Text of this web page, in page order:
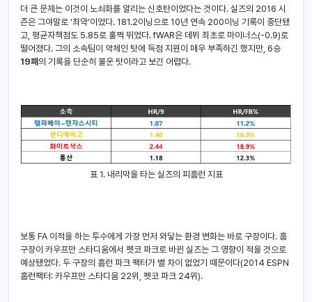
더 큰 문제는 이것이 노쇠화를 알리는 신호탄이었다는 것이다. 실즈의 2016 시
즌은 그야말로 ‘최악’이었다. 181.2이닝으로 10년 연속 200이닝 기록이 중단됐
고, 평균자책점도 5.85로 훌쩍 뛰었다. fWAR은 데뷔 최초로 마이너스(-0.9)로
떨어졌다. 그의 소속팀이 약체인 탓에 득점 지원이 매우 부족하긴 했지만, 6승
19패의 기록을 단순히 불운 탓이라고 보긴 어렵다.
표 1. 내리막을 타는 실즈의 피홈런 지표
보통 FA 이적을 하는 투수에게 가장 먼저 와닿는 환경 변화는 바로 구장이다. 홈
구장이 카우프만 스타디움에서 펫코 파크로 바뀐 실즈는 그 영향이 적을 것으로
예상됐었다. 두 구장의 홈런 파크 팩터가 별 차이 없었기 때문이다(2014 ESPN
홈런팩터: 카우프만 스타디움 22위, 펫코 파크 24위).